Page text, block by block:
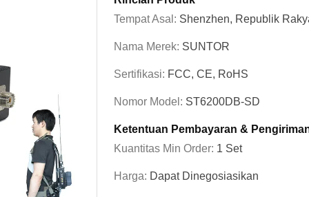
Tempat Asal: Shenzhen, Republik
Nama Merek: SUNTOR
Sertifikasi: FCC, CE, RoHS
Nomor Model: ST6200DB-SD
Ketentuan Pembayaran &
Kuantitas Min Order: 1 Set
Harga: Dapat Dinegosiasikan